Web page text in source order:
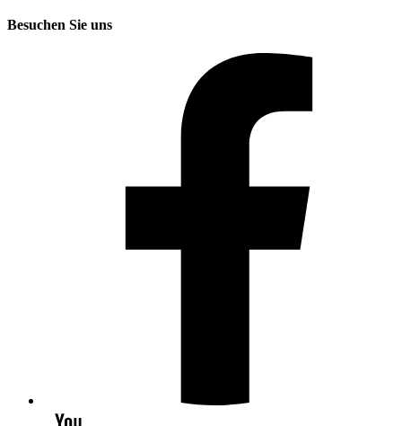
Besuchen Sie uns